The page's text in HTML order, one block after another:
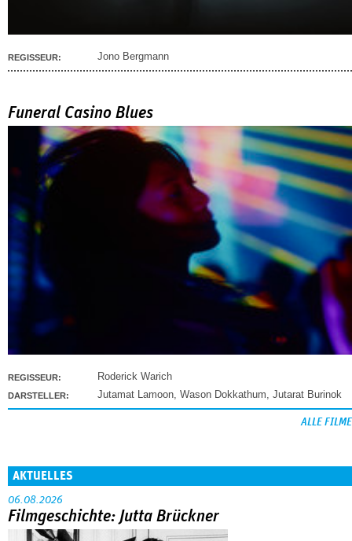
REGISSEUR: Jono Bergmann
Funeral Casino Blues
REGISSEUR: Roderick Warich
DARSTELLER: Jutamat Lamoon, Wason Dokkathum, Jutarat Burinok
ALLE FILME
AKTUELLES
06.08.2026
Filmgeschichte: Jutta Brückner